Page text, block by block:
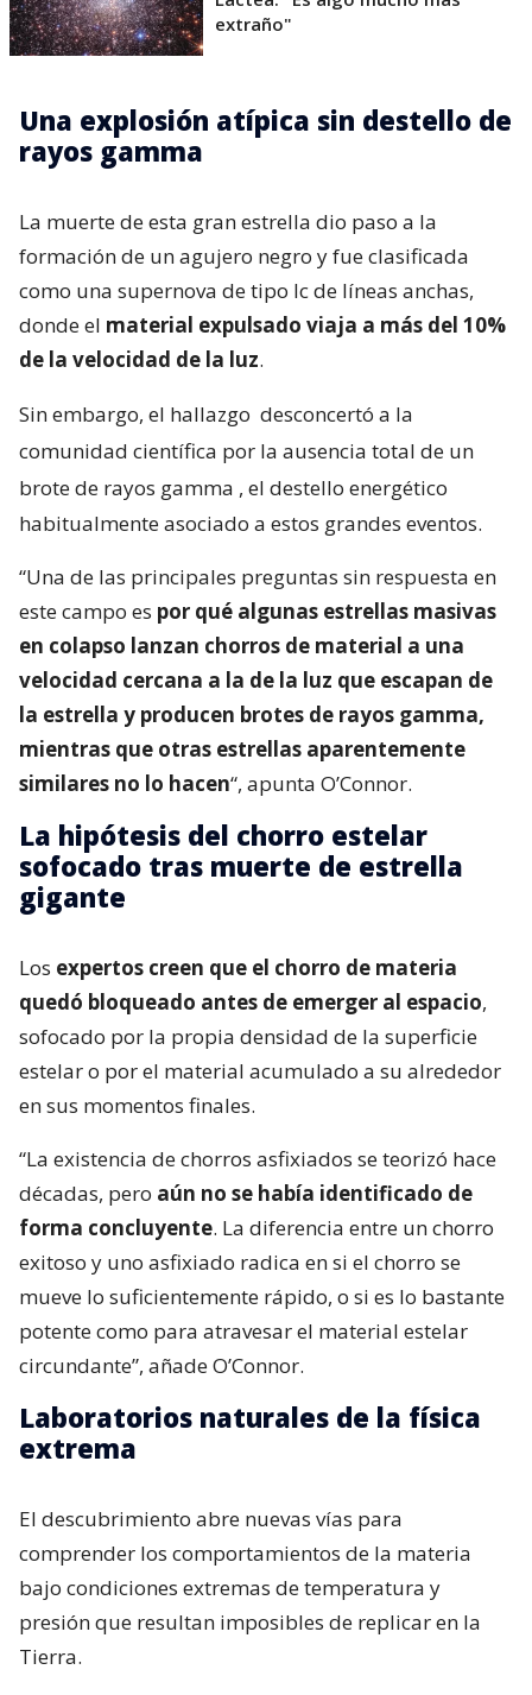
extraño"
Una explosión atípica sin destello de
rayos gamma
La muerte de esta gran estrella dio paso a la
formación de un agujero negro y fue clasificada
como una supernova de tipo Ic de líneas anchas,
donde el material expulsado viaja a más del 10%
de la velocidad de la luz.
Sin embargo, el hallazgo desconcertó a la
comunidad científica por la ausencia total de un
brote de rayos gamma , el destello energético
habitualmente asociado a estos grandes eventos.
“Una de las principales preguntas sin respuesta en
este campo es por qué algunas estrellas masivas
en colapso lanzan chorros de material a una
velocidad cercana a la de la luz que escapan de
la estrella y producen brotes de rayos gamma,
mientras que otras estrellas aparentemente
similares no lo hacen“, apunta O’Connor.
La hipótesis del chorro estelar
sofocado tras muerte de estrella
gigante
Los expertos creen que el chorro de materia
quedó bloqueado antes de emerger al espacio,
sofocado por la propia densidad de la superficie
estelar o por el material acumulado a su alrededor
en sus momentos finales.
“La existencia de chorros asfixiados se teorizó hace
décadas, pero aún no se había identificado de
forma concluyente. La diferencia entre un chorro
exitoso y uno asfixiado radica en si el chorro se
mueve lo suficientemente rápido, o si es lo bastante
potente como para atravesar el material estelar
circundante”, añade O’Connor.
Laboratorios naturales de la física
extrema
El descubrimiento abre nuevas vías para
comprender los comportamientos de la materia
bajo condiciones extremas de temperatura y
presión que resultan imposibles de replicar en la
Tierra.